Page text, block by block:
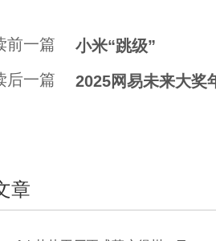
前一篇
小米“跳级”
后一篇
2025网易未来大奖
章